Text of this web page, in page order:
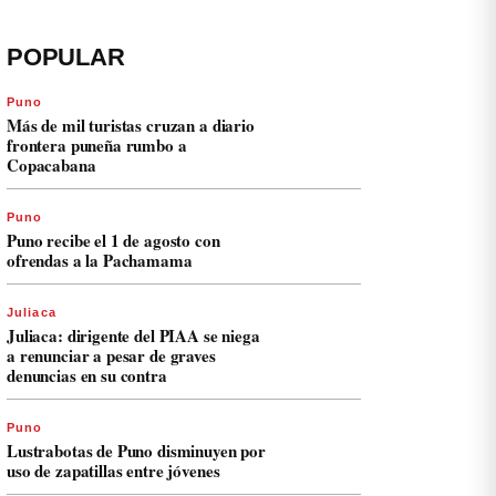
POPULAR
Puno
Más de mil turistas cruzan a diario
frontera puneña rumbo a
Copacabana
Puno
Puno recibe el 1 de agosto con
ofrendas a la Pachamama
Juliaca
Juliaca: dirigente del PIAA se niega
a renunciar a pesar de graves
denuncias en su contra
Puno
Lustrabotas de Puno disminuyen por
uso de zapatillas entre jóvenes